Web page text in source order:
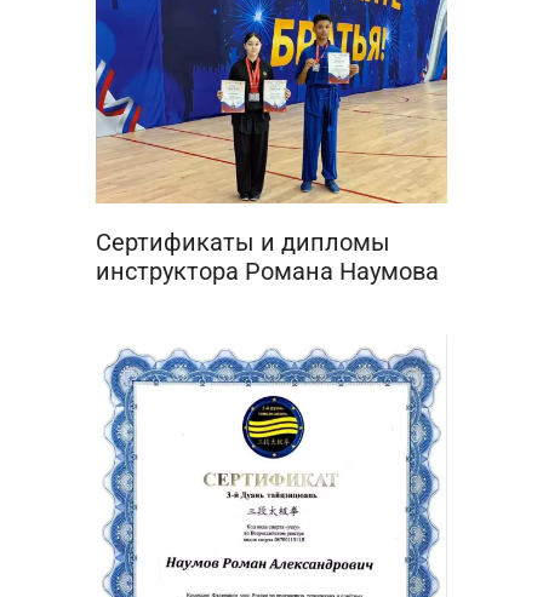
Сертификаты и дипломы
инструктора Романа Наумова